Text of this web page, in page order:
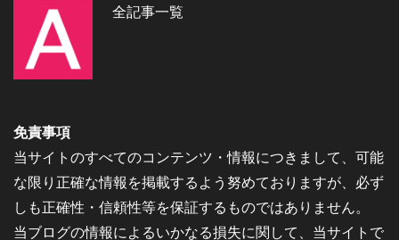
全記事一覧
免責事項
当サイトのすべてのコンテンツ・情報につきまして、可能
な限り正確な情報を掲載するよう努めておりますが、必ず
しも正確性・信頼性等を保証するものではありません。
当ブログの情報によるいかなる損失に関して、当サイトで